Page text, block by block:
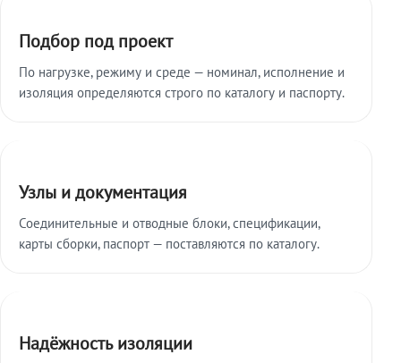
Подбор под проект
По нагрузке, режиму и среде — номинал, исполнение и
изоляция определяются строго по каталогу и паспорту.
Узлы и документация
Соединительные и отводные блоки, спецификации,
карты сборки, паспорт — поставляются по каталогу.
Надёжность изоляции